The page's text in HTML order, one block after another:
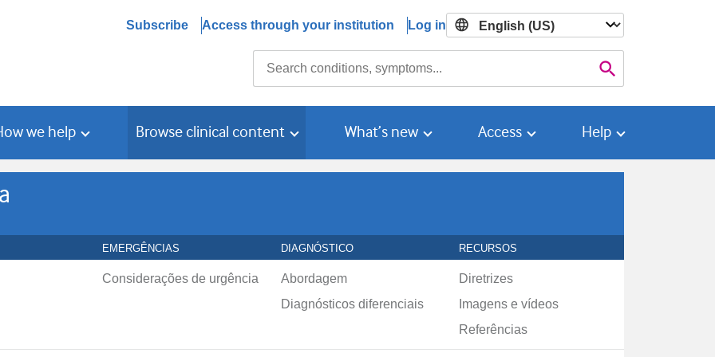
Subscribe Access through your institution Log in

we help Browse clinical content What’s new Access Help
EMERGÊNCIAS DIAGNÓSTICO RECURSOS
Considerações de urgência
Abordagem
Diagnósticos diferenciais
Diretrizes
Imagens e vídeos
Referências